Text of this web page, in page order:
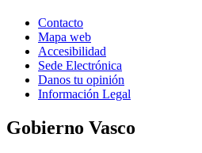
Contacto
Mapa web
Accesibilidad
Sede Electrónica
Danos tu opinión
Información Legal
Gobierno Vasco